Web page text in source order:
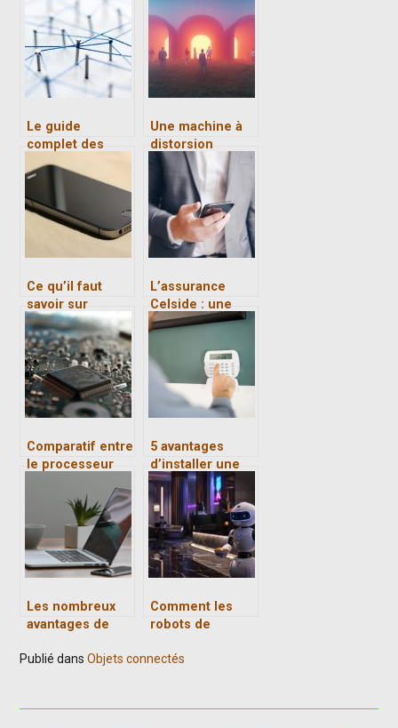
facultative
meilleur hotspot
Le guide
complet des
avantages de la
GMAO
Une machine à
distorsion
temporelle
serait-elle
réalisable ?
Ce qu’il faut
savoir sur
l’iPhone 5s
L’assurance
Celside : une
protection
ses appareils
connectes ?
Comparatif entre
le processeur
Intel Core
5 avantages
d’installer une
alarme a votre
domicile
Les nombreux
avantages de
macbook pro 14
Comment les
robots de
transforment
hôtels et
Publié dans Objets connectés